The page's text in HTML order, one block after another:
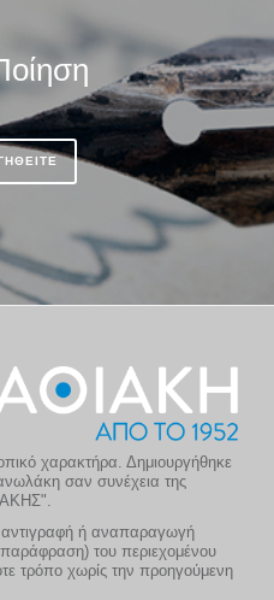
χαρακτήρα. Δημιουργήθηκε
σαν συνέχεια της
ή αναπαραγωγή
παράφραση) του περιεχομένου
τρόπο χωρίς την προηγούμενη